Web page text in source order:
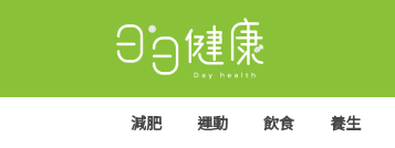
減肥 運動 飲食 養生